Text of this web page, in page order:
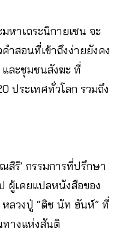
หาเถระนิกายเซน จะ
ำสอนที่เข้าถึงง่ายยังคง
ละชุมชนสังฆะ ที่
ประเทศทั่วโลก รวมถึง
สิริ’ กรรมการที่ปรึกษา
ผู้เคยแปลหนังสือของ
ลวงปู่ “ติช นัท ฮันห์” ที่
ทางแห่งสันติ